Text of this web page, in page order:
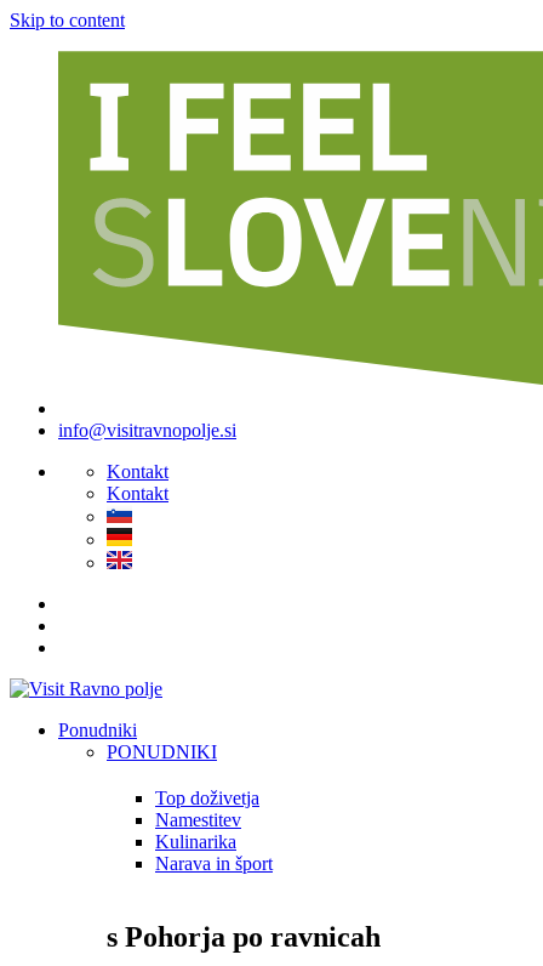
Skip to content
info@visitravnopolje.si
Kontakt
Kontakt
Ponudniki
PONUDNIKI
Top doživetja
Namestitev
Kulinarika
Narava in šport
s Pohorja po ravnicah